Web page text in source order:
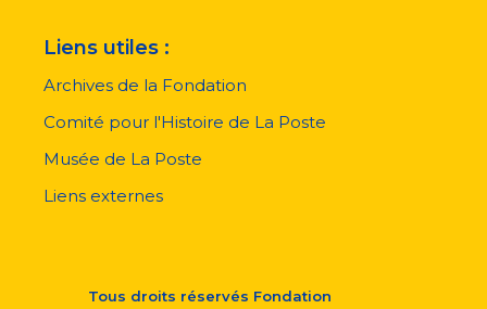
Liens utiles :
Archives de la Fondation
Comité pour l'Histoire de La Poste
Musée de La Poste
Liens externes
Tous droits réservés Fondation